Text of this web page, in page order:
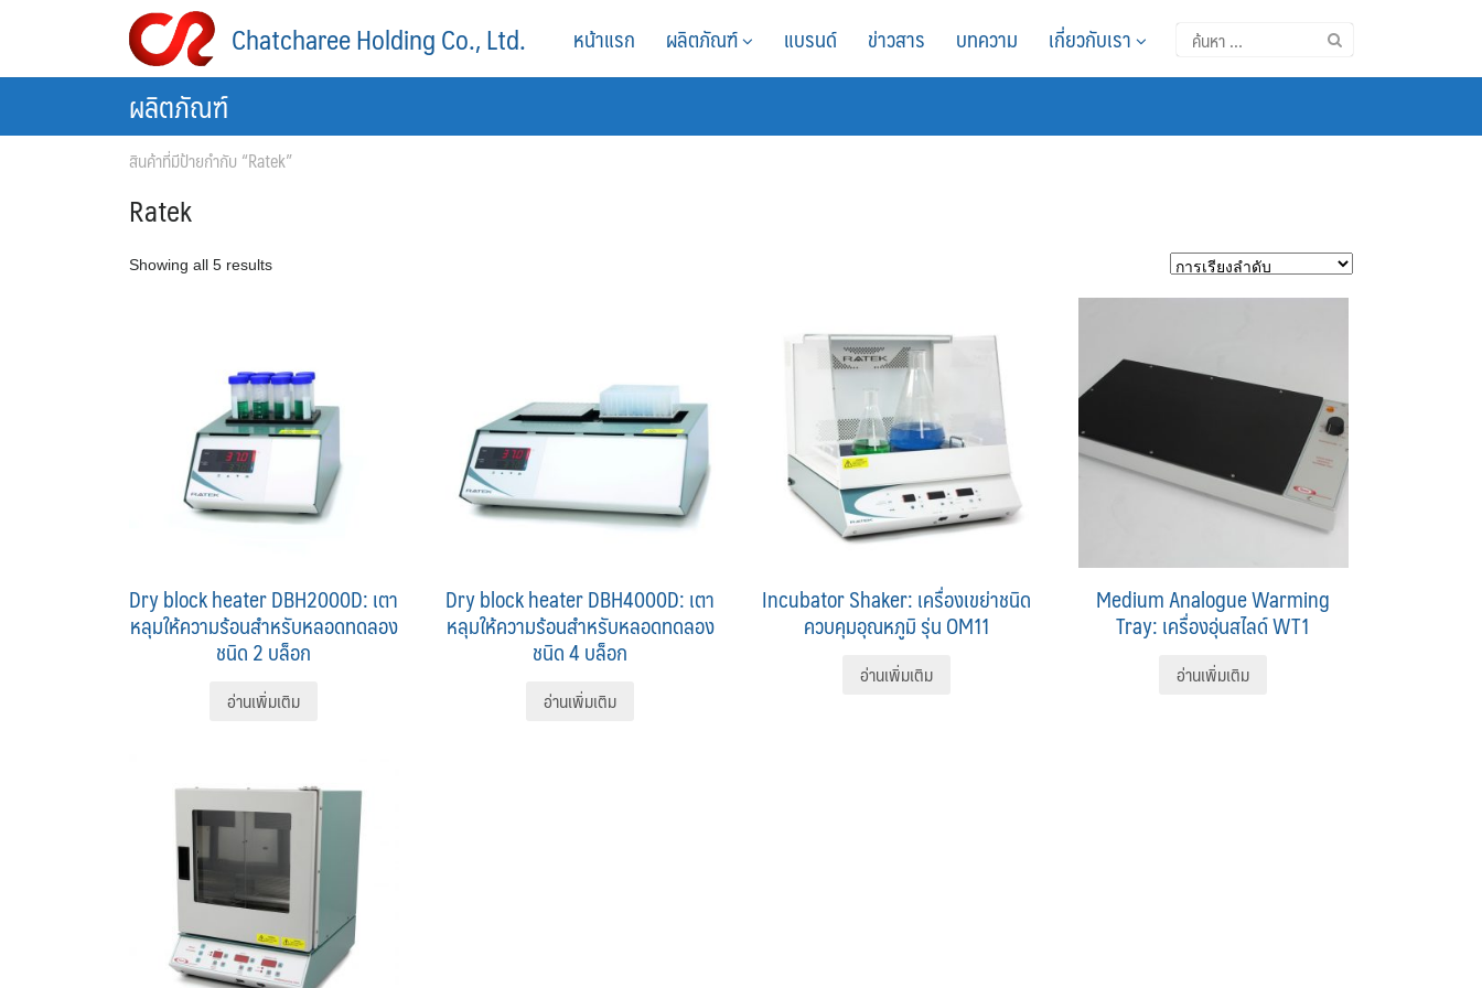
Chatcharee Holding Co., Ltd.
ค้นหา
สำหรับ:
หน้าแรก ผลิตภัณฑ์ แบรนด์ ข่าวสาร บทความ เกี่ยวกับเรา
ผลิตภัณฑ์
สินค้าที่มีป้ายกำกับ “Ratek”
Ratek
Showing all 5 results
Dry block heater DBH2000D: เตา
หลุมให้ความร้อนสำหรับหลอดทดลอง
ชนิด 2 บล็อก
อ่านเพิ่มเติม
Dry block heater DBH4000D: เตา
หลุมให้ความร้อนสำหรับหลอดทดลอง
ชนิด 4 บล็อก
อ่านเพิ่มเติม
Incubator Shaker: เครื่องเขย่าชนิด
ควบคุมอุณหภูมิ รุ่น OM11
อ่านเพิ่มเติม
Medium Analogue Warming
Tray: เครื่องอุ่นสไลด์ WT1
อ่านเพิ่มเติม